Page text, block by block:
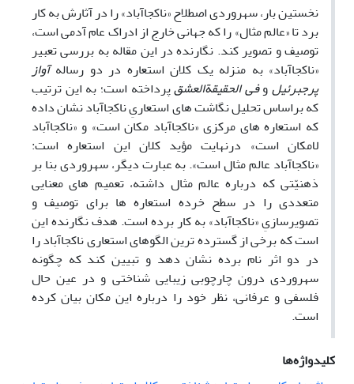
نخستین بار، سهروردی اصطلاح «ناکجاآباد» را در آثارش به کار
برد تا «عالم مثال» را که جهانی خارج از ادراک عام آدمی است،
توصیف و تصویر کند. نگارنده در این مقاله به بررسی تعبیر
«ناکجاآباد» به منزله یک کلان استعاره در دو رسالهآواز
پرجبرئیلوفیالحقیقةالعشقپرداخته است؛ به این ترتیب
که براساس تحلیل نگاشت های استعاریِ ناکجاآباد نشان داده
که استعاره های مرکزی «ناکجاآباد مکان است» و «ناکجاآباد
لامکان است» درنهایت مؤید کلان این استعاره است:
«ناکجاآباد عالم مثال است». به عبارت دیگر، سهروردی بنا بر
ذهنیّتی که درباره عالم مثال داشته، تعمیم های معنایی
متعددی را در سطح خرده استعاره ها برای توصیف و
تصویرسازیِ «ناکجاآباد» به کار برده است. هدف نگارنده این
است که برخی از گسترده ترین الگوهای استعاری ناکجاآباد را
در دو اثر نام برده نشان دهد و تبیین کند که چگونه
سهروردی درون چارچوبی زیبایی شناختی و در عین حال
فلسفی و عرفانی، نظر خود را درباره این مکان بیان کرده
است.
کلیدواژه‌ها